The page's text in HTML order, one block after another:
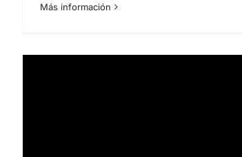
Más información